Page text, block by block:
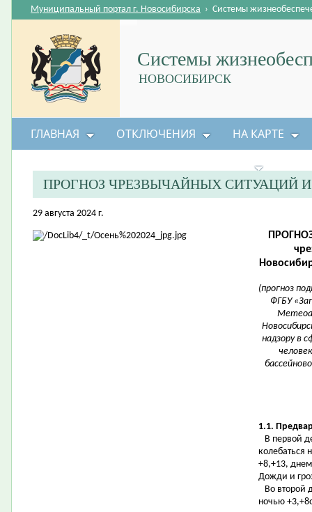
Системы
НОВОСИБИРСК
Муниципальный портал г. Новосибирска › Системы
ГЛАВНАЯ ОТКЛЮЧЕНИЯ НА КАРТЕ
ПРОГНОЗ ЧРЕЗВЫЧАЙНЫХ СИТУАЦИЙ
29 августа 2024 г.
(прогноз
ФГБУ
надзору в
1.1.
В первой
колебаться
+8,+13, днем
Дожди и
Во второй
ночью